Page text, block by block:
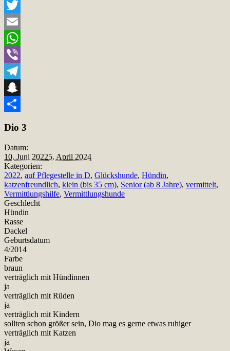
Facebook
Twitter
Email
WhatsApp
Viber
Telegram
Snapchat
Dio 3
Datum:
10. Juni 20225. April 2024
Kategorien:
2022, auf Pflegestelle in D, Glückshunde, Hündin,
katzenfreundlich, klein (bis 35 cm), Senior (ab 8 Jahre), vermittelt,
Vermittlungshilfe, Vermittlungshunde
Geschlecht
Hündin
Rasse
Dackel
Geburtsdatum
4/2014
Farbe
braun
verträglich mit Hündinnen
ja
verträglich mit Rüden
ja
verträglich mit Kindern
sollten schon größer sein, Dio mag es gerne etwas ruhiger
verträglich mit Katzen
ja